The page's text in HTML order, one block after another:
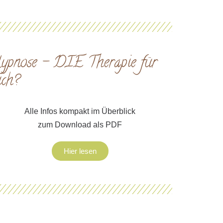
– DIE Therapie für
Alle Infos kompakt im Überblick
zum Download als PDF
Hier lesen